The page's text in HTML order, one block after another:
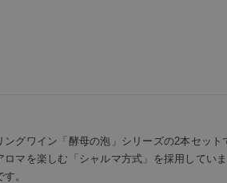
グワイン「酵母の泡」シリーズの2本セット
マを楽しむ「シャルマ方式」を採用してい
。